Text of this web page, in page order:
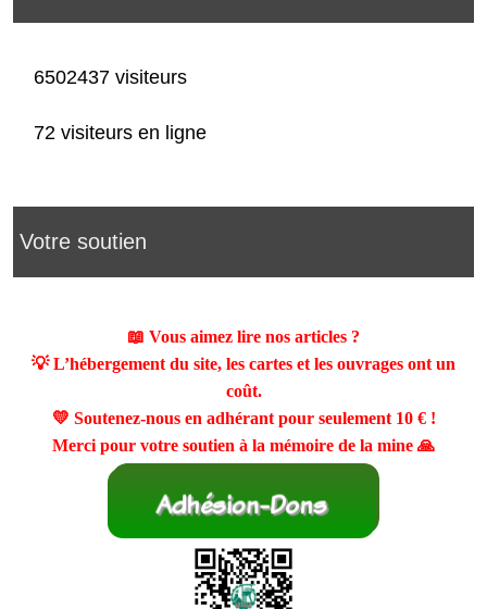
6502437 visiteurs
72 visiteurs en ligne
Votre soutien
📖 Vous aimez lire nos articles ?
💡 L’hébergement du site, les cartes et les ouvrages ont un
coût.
💛 Soutenez-nous en adhérant pour seulement 10 €!
Merci pour votre soutien à la mémoire de la mine 🙏